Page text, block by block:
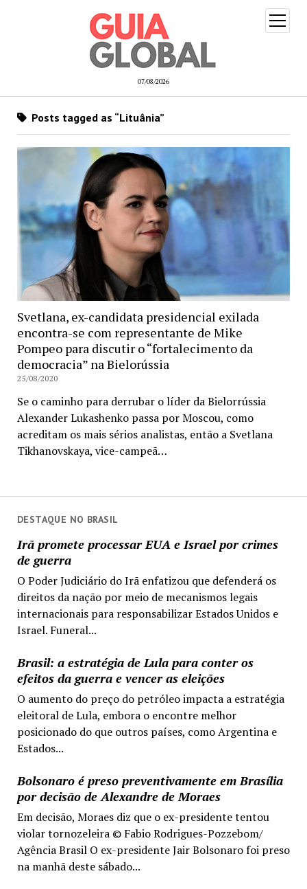
07/08/2026
open
menu
DESTAQUE NO BRASIL
Irã promete processar EUA e Israel por crimes
de guerra
O Poder Judiciário do Irã enfatizou que defenderá os
direitos da nação por meio de mecanismos legais
internacionais para responsabilizar Estados Unidos e
Israel. Funeral...
Brasil: a estratégia de Lula para conter os
efeitos da guerra e vencer as eleições
O aumento do preço do petróleo impacta a estratégia
eleitoral de Lula, embora o encontre melhor
posicionado do que outros países, como Argentina e
Estados...
Bolsonaro é preso preventivamente em Brasília
por decisão de Alexandre de Moraes
Em decisão, Moraes diz que o ex-presidente tentou
violar tornozeleira © Fabio Rodrigues-Pozzebom/
Agência Brasil O ex-presidente Jair Bolsonaro foi preso
na manhã deste sábado...
Posts tagged as “Lituânia”
Svetlana, ex-candidata presidencial exilada
encontra-se com representante de Mike
Pompeo para discutir o “fortalecimento da
democracia” na Bielorússia
25/08/2020
Se o caminho para derrubar o líder da Bielorrússia
Alexander Lukashenko passa por Moscou, como
acreditam os mais sérios analistas, então a Svetlana
Tikhanovskaya, vice-campeã…